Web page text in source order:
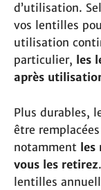
d’utilisation.
vos lentilles
utilisation
particulier, les
après
Plus durables,
être
notamment
vous les retirez
lentilles